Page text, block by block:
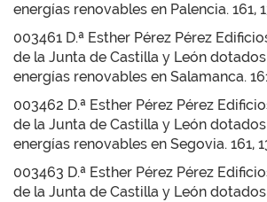
energías renovables en Palencia. 161,
003461 D.ª Esther Pérez Pérez
de la Junta de Castilla y León
energías renovables en Salamanca.
003462 D.ª Esther Pérez Pérez
de la Junta de Castilla y León
energías renovables en Segovia. 161,
003463 D.ª Esther Pérez Pérez
de la Junta de Castilla y León